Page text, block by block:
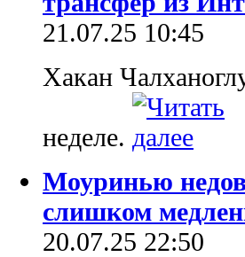
21.07.25 10:45
Хакан
неделе.
Моуринью
слишком
20.07.25 22:50